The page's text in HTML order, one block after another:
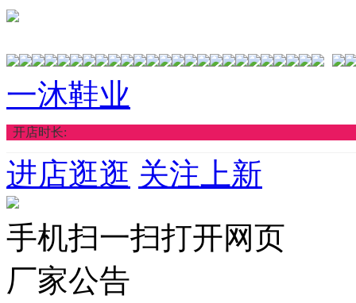
一沐鞋业
开店时长:
进店逛逛 关注上新
手机扫一扫打开网页
厂家公告